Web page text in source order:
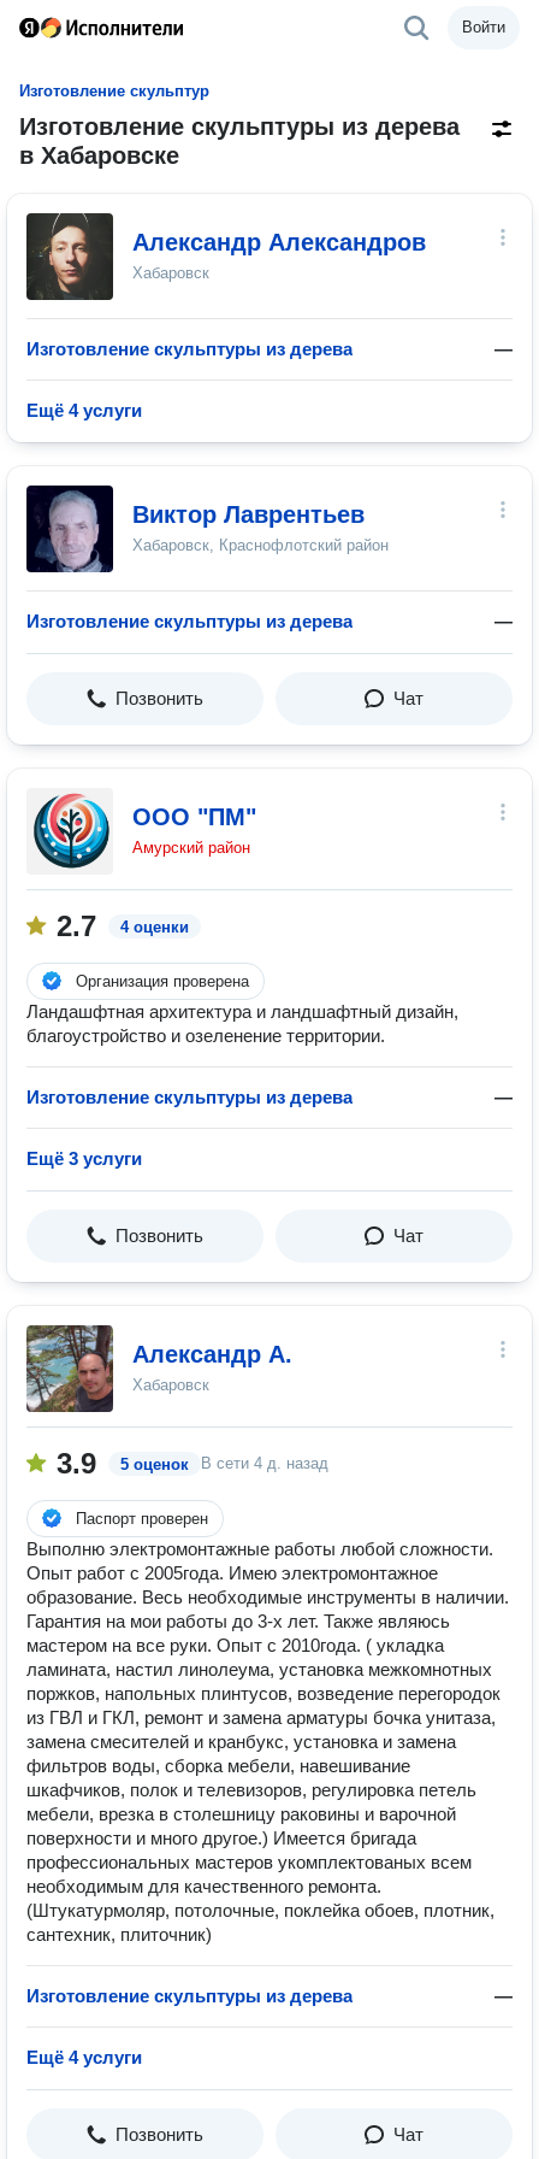
Войти
Изготовление скульптур
Изготовление скульптуры из дерева
в Хабаровске
Александр Александров
Хабаровск
Изготовление скульптуры из дерева —
Ещё 4 услуги
Виктор Лаврентьев
Хабаровск, Краснофлотский район
Изготовление скульптуры из дерева —
Позвонить Чат
ООО "ПМ"
Амурский район
2.7 4 оценки
Организация проверена
Ландашфтная архитектура и ландшафтный дизайн,
благоустройство и озеленение территории.
Изготовление скульптуры из дерева —
Ещё 3 услуги
Позвонить Чат
Александр А.
Хабаровск
3.9 5 оценок В сети 4 д. назад
Паспорт проверен
Выполню электромонтажные работы любой сложности.
Опыт работ с 2005года. Имею электромонтажное
образование. Весь необходимые инструменты в наличии.
Гарантия на мои работы до 3-х лет. Также являюсь
мастером на все руки. Опыт с 2010года. ( укладка
ламината, настил линолеума, установка межкомнотных
поржков, напольных плинтусов, возведение перегородок
из ГВЛ и ГКЛ, ремонт и замена арматуры бочка унитаза,
замена смесителей и кранбукс, установка и замена
фильтров воды, сборка мебели, навешивание
шкафчиков, полок и телевизоров, регулировка петель
мебели, врезка в столешницу раковины и варочной
поверхности и много другое.) Имеется бригада
профессиональных мастеров укомплектованых всем
необходимым для качественного ремонта.
(Штукатурмоляр, потолочные, поклейка обоев, плотник,
сантехник, плиточник)
Изготовление скульптуры из дерева —
Ещё 4 услуги
Позвонить Чат